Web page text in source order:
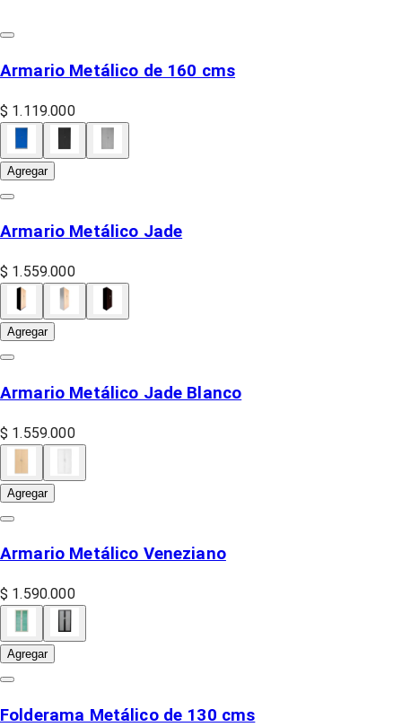
Armario Metálico de 160 cms
$ 1.119.000
Agregar
Armario Metálico Jade
$ 1.559.000
Agregar
Armario Metálico Jade Blanco
$ 1.559.000
Agregar
Armario Metálico Veneziano
$ 1.590.000
Agregar
Folderama Metálico de 130 cms